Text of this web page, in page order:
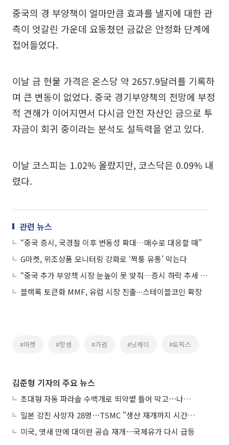
중국의 경 부양책이 얼마만큼 효과를 낼지에 대한 관
측이 엇갈린 가운데 요동쳤던 금값은 안정화 단계에
접어들었다.
이날 금 현물 가격은 온스당 약 2657.9달러를 기록하
며 큰 변동이 없었다. 중국 경기부양책의 전망에 부정
적 견해가 이어지면서 다시금 안전 자산인 금으로 투
자금이 회귀 중이라는 분석도 설득력을 얻고 있다.
이날 코스피는 1.02% 올랐지만, 코스닥은 0.09% 내
렸다.
관련 뉴스
“중국 증시, 국경절 이후 변동성 확대…매수로 대응할 때”
G마켓, 위조상품 모니터링 강화로 ‘짝퉁 유통’ 막는다
“중국 추가 부양책 시장 눈높이 못 맞춰…증시 하락 추세 가능성은 작아”
블랙록 토큰화 MMF, 유럽 시장 진출∙∙∙스테이블코인 확장
#마켓 #항셍 #가권 #닛케이 #토픽스
김준형 기자의 주요 뉴스
초대형 자동 파라솔 수백개로 뙤약볕 틀어 막고⋯나라별 폭염 생존법
일본 강진 사망자 28명⋯TSMC "생산 재개까지 시간 필요해"
미국, 엿새 만에 대이란 공습 재개⋯국제유가 다시 급등